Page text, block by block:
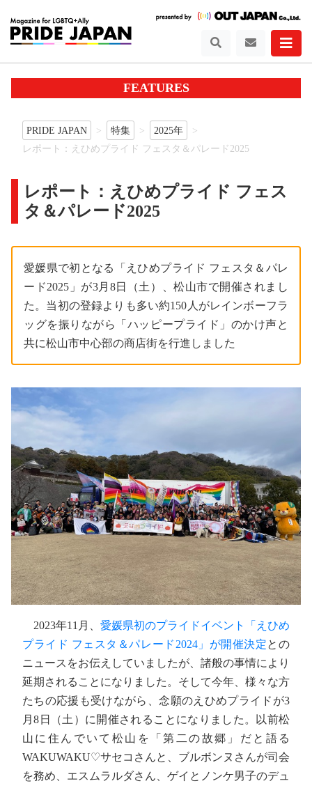
FEATURES
PRIDE JAPAN 特集
2025年
レポート：えひめプライド フェスタ＆パレード2025
レポート：えひめプライド フェス
タ＆パレード2025
愛媛県で初となる「えひめプライド フェスタ＆パレ
ード2025」が3月8日（土）、松山市で開催されまし
た。当初の登録よりも多い約150人がレインボーフラ
ッグを振りながら「ハッピープライド」のかけ声と
共に松山市中心部の商店街を行進しました
2023年11月、 愛媛県初のプライドイベント「えひめ
プライド フェスタ＆パレード2024」が開催決定との
ニュースをお伝えしていましたが、諸般の事情により
延期されることになりました。そして今年、様々な方
たちの応援も受けながら、念願のえひめプライドが3
月8日（土）に開催されることになりました。以前松
山に住んでいて松山を「第二の故郷」だと語る
WAKUWAKU♡サセコさんと、ブルボンヌさんが司会
を務め、エスムラルダさん、ゲイとノンケ男子のデュ